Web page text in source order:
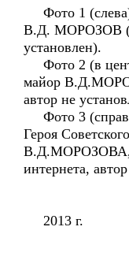
Фото 1
В.Д. МОРОЗОВ
установлен).
Фото 2 (в
майор
автор не
Фото 3
Героя
В.Д.МОРОЗОВА,
интернета,
2013 г.